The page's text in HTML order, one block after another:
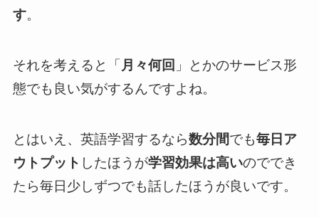
す。
それを考えると「 月々何回 」とかのサービス形
態でも良い気がするんですよね。
とはいえ、英語学習するなら数分間でも毎日ア
ウトプット したほうが学習効果は高いのででき
たら毎日少しずつでも話したほうが良いです。